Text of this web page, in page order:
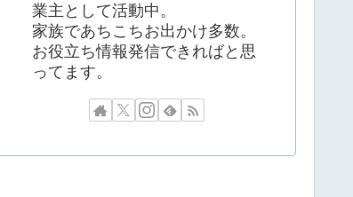
業主として活動中。
家族であちこちお出かけ多数。
お役立ち情報発信できればと思
ってます。